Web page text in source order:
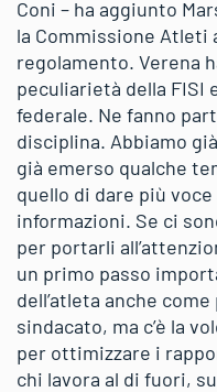
Coni – ha aggiunto
la Commissione Atleti
regolamento. Verena
peculiarietà della FISI
federale. Ne fanno
disciplina. Abbiamo
già emerso qualche
quello di dare più
informazioni. Se ci
per portarli
un primo passo
dell’atleta anche
sindacato, ma c’è la
per ottimizzare i
chi lavora al di fuori,